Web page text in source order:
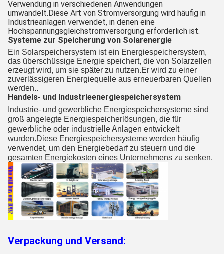
Verwendung in verschiedenen Anwendungen
umwandelt.Diese Art von Stromversorgung wird häufig in
Industrieanlagen verwendet, in denen eine
Hochspannungsgleichstromversorgung erforderlich ist.
Systeme zur Speicherung von Solarenergie
Ein Solarspeichersystem ist ein Energiespeichersystem,
das überschüssige Energie speichert, die von Solarzellen
erzeugt wird, um sie später zu nutzen.Er wird zu einer
zuverlässigeren Energiequelle aus erneuerbaren Quellen
werden..
Handels- und Industrieenergiespeichersystem
Industrie- und gewerbliche Energiespeichersysteme sind
groß angelegte Energiespeicherlösungen, die für
gewerbliche oder industrielle Anlagen entwickelt
wurden.Diese Energiespeichersysteme werden häufig
verwendet, um den Energiebedarf zu steuern und die
gesamten Energiekosten eines Unternehmens zu senken.
Verpackung und Versand: